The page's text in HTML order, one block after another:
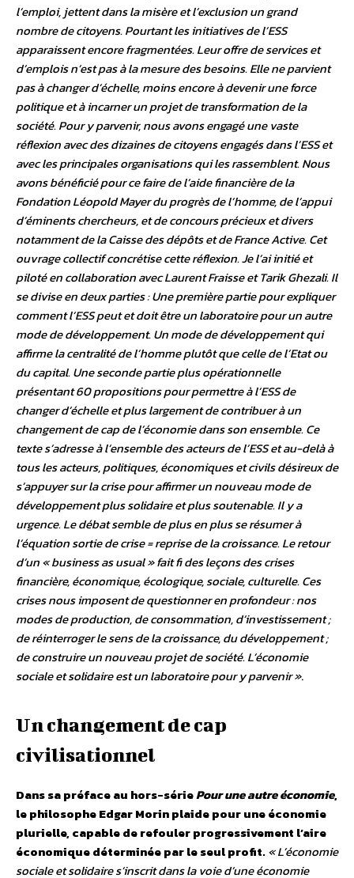
l’emploi, jettent dans la misère et l’exclusion un grand
nombre de citoyens. Pourtant les initiatives de l’ESS
apparaissent encore fragmentées. Leur offre de services et
d’emplois n’est pas à la mesure des besoins. Elle ne parvient
pas à changer d’échelle, moins encore à devenir une force
politique et à incarner un projet de transformation de la
société. Pour y parvenir, nous avons engagé une vaste
réflexion avec des dizaines de citoyens engagés dans l’ESS et
avec les principales organisations qui les rassemblent. Nous
avons bénéficié pour ce faire de l’aide financière de la
Fondation Léopold Mayer du progrès de l’homme, de l’appui
d’éminents chercheurs, et de concours précieux et divers
notamment de la Caisse des dépôts et de France Active. Cet
ouvrage collectif concrétise cette réflexion. Je l’ai initié et
piloté en collaboration avec Laurent Fraisse et Tarik Ghezali. Il
se divise en deux parties : Une première partie pour expliquer
comment l’ESS peut et doit être un laboratoire pour un autre
mode de développement. Un mode de développement qui
affirme la centralité de l’homme plutôt que celle de l’Etat ou
du capital. Une seconde partie plus opérationnelle
présentant 60 propositions pour permettre à l’ESS de
changer d’échelle et plus largement de contribuer à un
changement de cap de l’économie dans son ensemble. Ce
texte s’adresse à l’ensemble des acteurs de l’ESS et au-delà à
tous les acteurs, politiques, économiques et civils désireux de
s’appuyer sur la crise pour affirmer un nouveau mode de
développement plus solidaire et plus soutenable. Il y a
urgence. Le débat semble de plus en plus se résumer à
l’équation sortie de crise = reprise de la croissance. Le retour
d’un « business as usual » fait fi des leçons des crises
financière, économique, écologique, sociale, culturelle. Ces
crises nous imposent de questionner en profondeur : nos
modes de production, de consommation, d’investissement ;
de réinterroger le sens de la croissance, du développement ;
de construire un nouveau projet de société. L’économie
sociale et solidaire est un laboratoire pour y parvenir ».
Un changement de cap
civilisationnel
Dans sa préface au hors-sériePour une autre économie,
le philosophe Edgar Morin plaide pour une économie
plurielle, capable de refouler progressivement l’aire
économique déterminée par le seul profit.« L’économie
sociale et solidaire s’inscrit dans la voie d’une économie